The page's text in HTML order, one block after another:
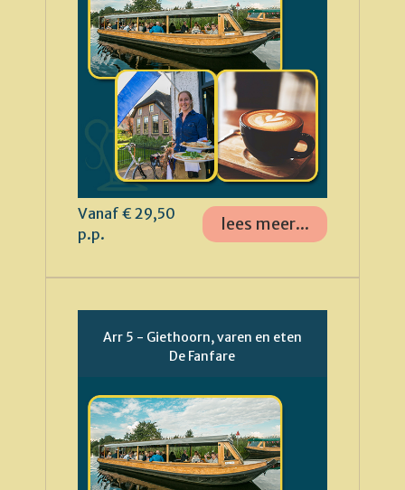
Vanaf € 29,50
p.p.
lees meer...
Arr 5 - Giethoorn, varen en eten
De Fanfare